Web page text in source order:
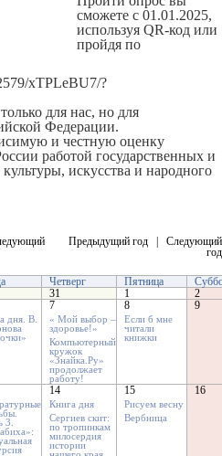
сможете с 01.01.2025,
используя QR-код или
пройдя по
xTPLeBU7/?
для нас, но для
Федерации.
и честную оценку
работой государственных и
искусства и народного
Предыдущий год
Следующий
год
Четверг Пятница
31 1
2
дня. В.
7
« Мой выбор –
здоровье!»
Компьютерный
кружок
«Знайка.Ру»
продолжает
работу!
8
Если б мне
читали
книжки
9
3.
14
Книга дня
Сергиев скит:
по тропинкам
милосердия
истории
15
Рисуем весну
Вербница
16